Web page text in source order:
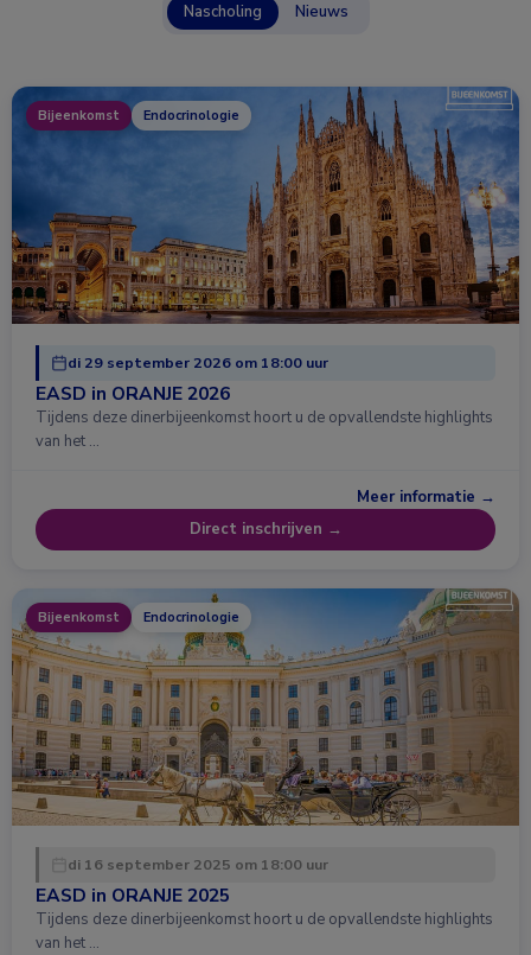
Nascholing Nieuws
Bijeenkomst Endocrinologie
di 29 september 2026 om 18:00 uur
EASD in ORANJE 2026
Tijdens deze dinerbijeenkomst hoort u de opvallendste highlights
van het …
Meer informatie →
Direct inschrijven →
Bijeenkomst Endocrinologie
di 16 september 2025 om 18:00 uur
EASD in ORANJE 2025
Tijdens deze dinerbijeenkomst hoort u de opvallendste highlights
van het …